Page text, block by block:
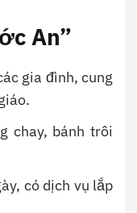
An”
gia đình, cung
chay, bánh trôi
có dịch vụ lắp